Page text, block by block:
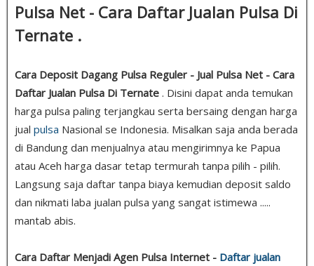
Pulsa Net - Cara Daftar Jualan Pulsa Di
Ternate .
Cara Deposit Dagang Pulsa Reguler - Jual Pulsa Net - Cara
Daftar Jualan Pulsa Di Ternate . Disini dapat anda temukan
harga pulsa paling terjangkau serta bersaing dengan harga
jual pulsa Nasional se Indonesia. Misalkan saja anda berada
di Bandung dan menjualnya atau mengirimnya ke Papua
atau Aceh harga dasar tetap termurah tanpa pilih - pilih.
Langsung saja daftar tanpa biaya kemudian deposit saldo
dan nikmati laba jualan pulsa yang sangat istimewa .....
mantab abis.
Cara Daftar Menjadi Agen Pulsa Internet - Daftar jualan